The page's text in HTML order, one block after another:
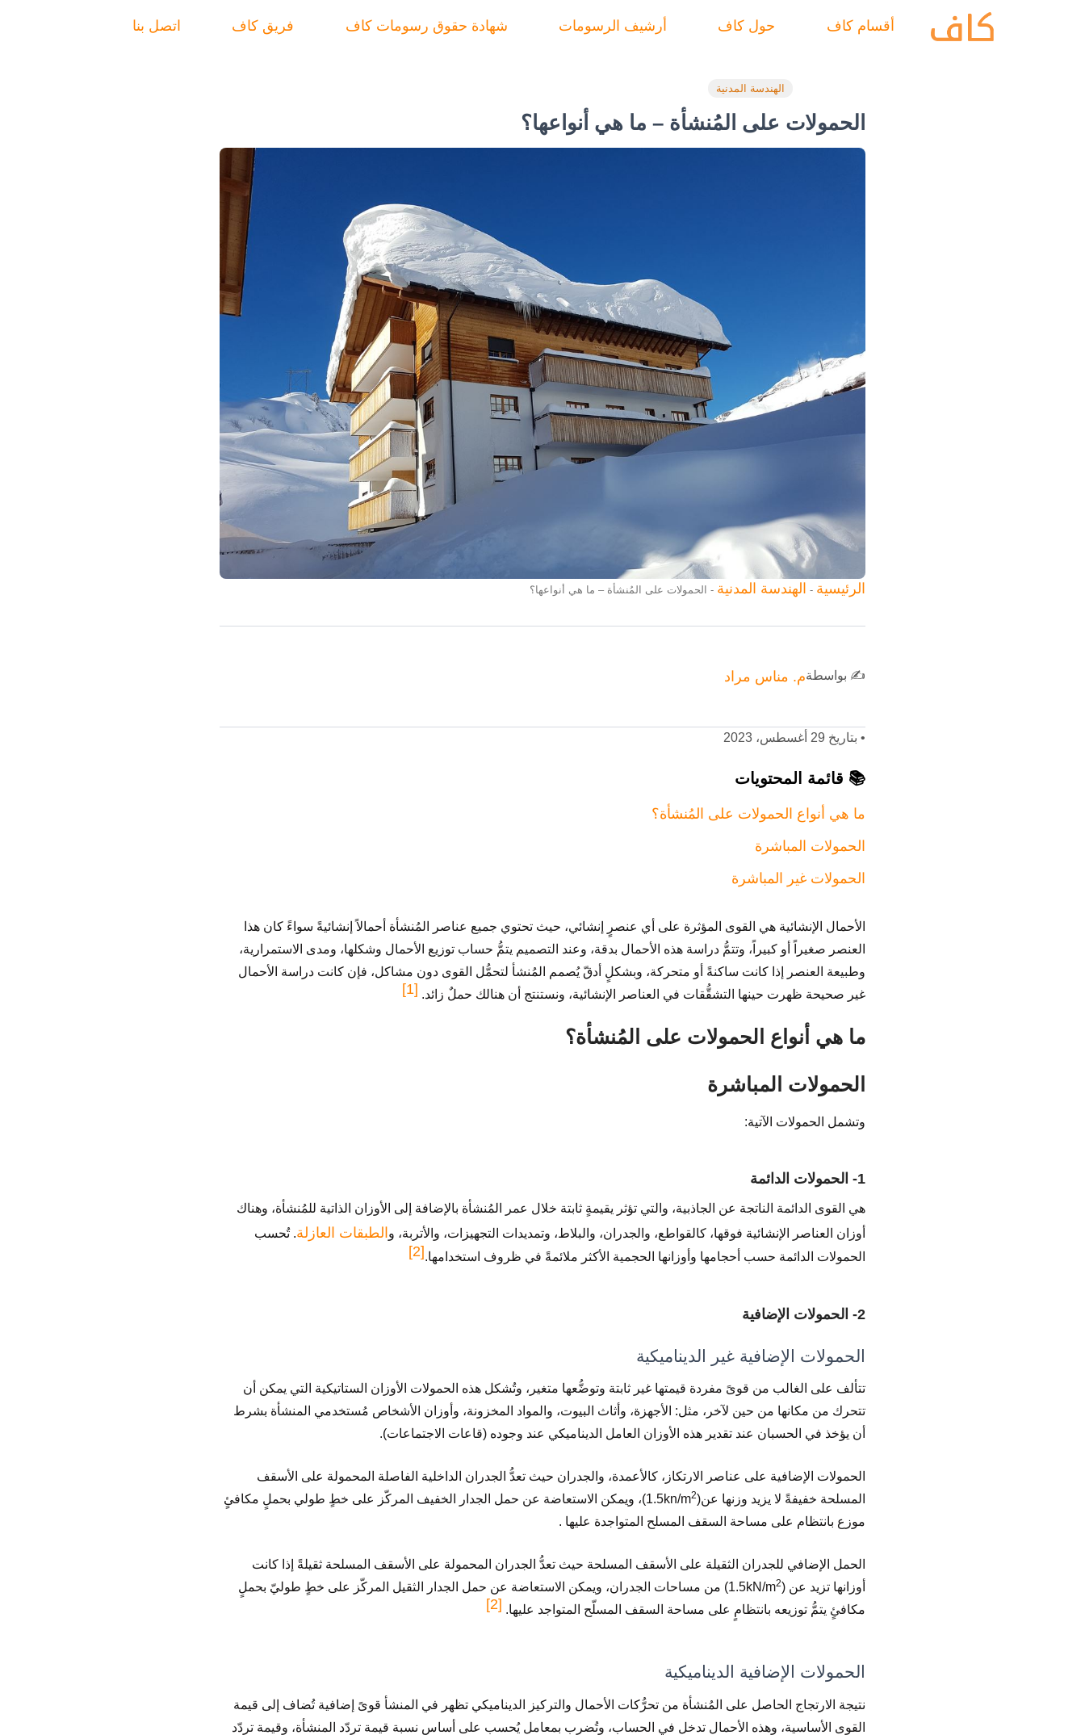
أقسام كاف حول كاف أرشيف الرسومات شهادة حقوق رسومات كاف فريق كاف اتصل بنا
الهندسة المدنية
الحمولات على المُنشأة – ما هي أنواعها؟
الرئيسية - الهندسة المدنية - الحمولات على المُنشأة – ما هي أنواعها؟
✍️ بواسطةم. مناس مراد
• بتاريخ 29 أغسطس، 2023
📚 قائمة المحتويات
ما هي أنواع الحمولات على المُنشأة؟
الحمولات المباشرة
الحمولات غير المباشرة
الأحمال الإنشائية هي القوى المؤثرة على أي عنصرٍ إنشائي، حيث تحتوي جميع عناصر المُنشأة أحمالاً إنشائيةً سواءً كان هذا
العنصر صغيراً أو كبيراً، وتتمُّ دراسة هذه الأحمال بدقة، وعند التصميم يتمُّ حساب توزيع الأحمال وشكلها، ومدى الاستمرارية،
وطبيعة العنصر إذا كانت ساكنةً أو متحركة، وبشكلٍ أدقّ يُصمم المُنشأ لتحمُّل القوى دون مشاكل، فإن كانت دراسة الأحمال
غير صحيحة ظهرت حينها التشقُّقات في العناصر الإنشائية، ونستنتج أن هنالك حملٌ زائد. [1]
ما هي أنواع الحمولات على المُنشأة؟
الحمولات المباشرة
وتشمل الحمولات الآتية:
1- الحمولات الدائمة
هي القوى الدائمة الناتجة عن الجاذبية، والتي تؤثر يقيمةٍ ثابتة خلال عمر المُنشأة بالإضافة إلى الأوزان الذاتية للمُنشأة، وهناك
أوزان العناصر الإنشائية فوقها، كالقواطع، والجدران، والبلاط، وتمديدات التجهيزات، والأتربة، والطبقات العازلة. تُحسب
الحمولات الدائمة حسب أحجامها وأوزانها الحجمية الأكثر ملائمةً في ظروف استخدامها.[2]
2- الحمولات الإضافية
الحمولات الإضافية غير الديناميكية
تتألف على الغالب من قوىً مفردة قيمتها غير ثابتة وتوضُّعها متغير، وتُشكل هذه الحمولات الأوزان الستاتيكية التي يمكن أن
تتحرك من مكانها من حين لآخر، مثل: الأجهزة، وأثاث البيوت، والمواد المخزونة، وأوزان الأشخاص مُستخدمي المنشأة بشرط
أن يؤخذ في الحسبان عند تقدير هذه الأوزان العامل الديناميكي عند وجوده (قاعات الاجتماعات).
الحمولات الإضافية على عناصر الارتكاز، كالأعمدة، والجدران حيث تعدُّ الجدران الداخلية الفاصلة المحمولة على الأسقف
المسلحة خفيفةً لا يزيد وزنها عن(1.5kn/m2
)، ويمكن الاستعاضة عن حمل الجدار الخفيف المركّز على خطٍ طولي بحملٍ مكافئٍ
موزع بانتظام على مساحة السقف المسلح المتواجدة عليها .
الحمل الإضافي للجدران الثقيلة على الأسقف المسلحة حيث تعدُّ الجدران المحمولة على الأسقف المسلحة ثقيلةً إذا كانت
أوزانها تزيد عن (1.5kN/m2
) من مساحات الجدران، ويمكن الاستعاضة عن حمل الجدار الثقيل المركّز على خطٍ طوليّ بحملٍ
مكافئٍ يتمُّ توزيعه بانتظامٍ على مساحة السقف المسلّح المتواجد عليها. [2]
الحمولات الإضافية الديناميكية
نتيجة الارتجاج الحاصل على المُنشأة من تحرُّكات الأحمال والتركيز الديناميكي تظهر في المنشأ قوىً إضافية تُضاف إلى قيمة
القوى الأساسية، وهذه الأحمال تدخل في الحساب، وتُضرب بمعاملٍ يُحسب على أساس نسبة قيمة تردّد المنشأة، وقيمة تردّد